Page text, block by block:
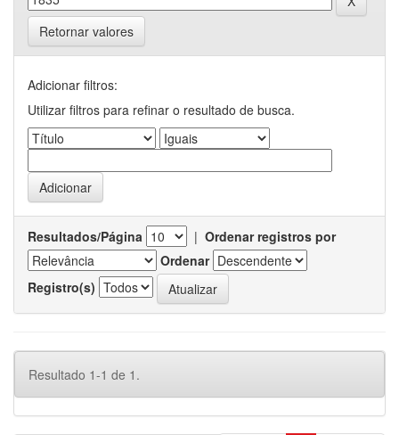
Retornar valores
Adicionar filtros:
Utilizar filtros para refinar o resultado de busca.
Resultados/Página | Ordenar registros por
Ordenar
Registro(s)
Resultado 1-1 de 1.